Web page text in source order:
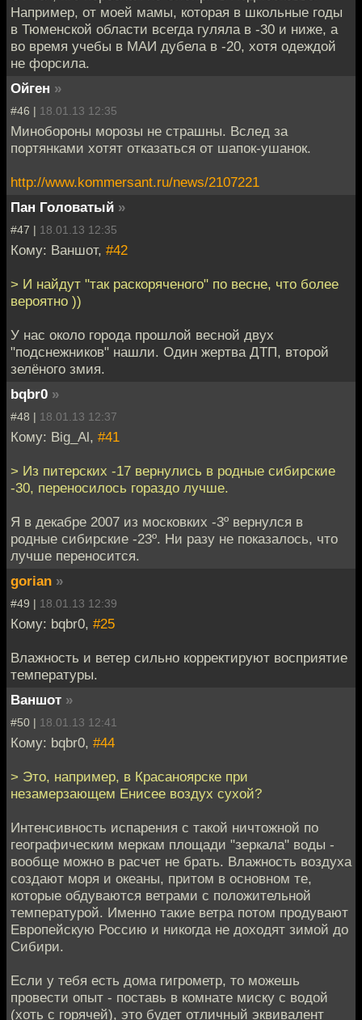
Например, от моей мамы, которая в школьные годы
в Тюменской области всегда гуляла в -30 и ниже, а
во время учебы в МАИ дубела в -20, хотя одеждой
не форсила.
Ойген »
#46 | 18.01.13 12:35
Минобороны морозы не страшны. Вслед за
портянками хотят отказаться от шапок-ушанок.
http://www.kommersant.ru/news/2107221
Пан Головатый »
#47 | 18.01.13 12:35
Кому: Ваншот, #42
> И найдут "так раскоряченого" по весне, что более
вероятно ))
У нас около города прошлой весной двух
"подснежников" нашли. Один жертва ДТП, второй
зелёного змия.
bqbr0 »
#48 | 18.01.13 12:37
Кому: Big_Al, #41
> Из питерских -17 вернулись в родные сибирские
-30, переносилось гораздо лучше.
Я в декабре 2007 из московких -3º вернулся в
родные сибирские -23º. Ни разу не показалось, что
лучше переносится.
gorian »
#49 | 18.01.13 12:39
Кому: bqbr0, #25
Влажность и ветер сильно корректируют восприятие
температуры.
Ваншот »
#50 | 18.01.13 12:41
Кому: bqbr0, #44
> Это, например, в Красаноярске при
незамерзающем Енисее воздух сухой?
Интенсивность испарения с такой ничтожной по
географическим меркам площади "зеркала" воды -
вообще можно в расчет не брать. Влажность воздуха
создают моря и океаны, притом в основном те,
которые обдуваются ветрами с положительной
температурой. Именно такие ветра потом продувают
Европейскую Россию и никогда не доходят зимой до
Сибири.
Если у тебя есть дома гигрометр, то можешь
провести опыт - поставь в комнате миску с водой
(хоть с горячей), это будет отличный эквивалент